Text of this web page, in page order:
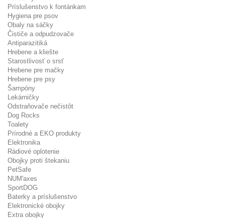
Príslušenstvo k fontánkam
Hygiena pre psov
Obaly na sáčky
Čističe a odpudzovače
Antiparazitiká
Hrebene a kliešte
Starostlivosť o srsť
Hrebene pre mačky
Hrebene pre psy
Šampóny
Lekárničky
Odstraňovače nečistôt
Dog Rocks
Toalety
Prírodné a EKO produkty
Elektronika
Rádiové oplotenie
Obojky proti štekaniu
PetSafe
NUM'axes
SportDOG
Baterky a príslušenstvo
Elektronické obojky
Extra obojky